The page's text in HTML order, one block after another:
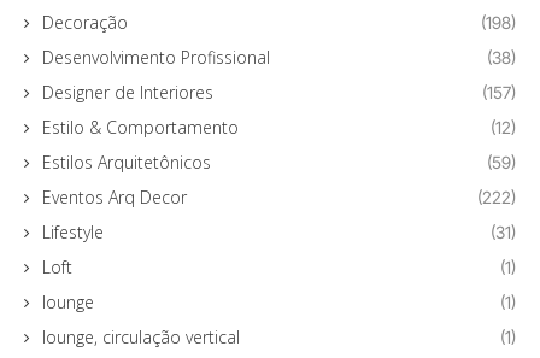
Decoração (198)
Desenvolvimento Profissional (38)
Designer de Interiores (157)
Estilo & Comportamento (12)
Estilos Arquitetônicos (59)
Eventos Arq Decor (222)
Lifestyle (31)
Loft (1)
lounge (1)
lounge, circulação vertical (1)